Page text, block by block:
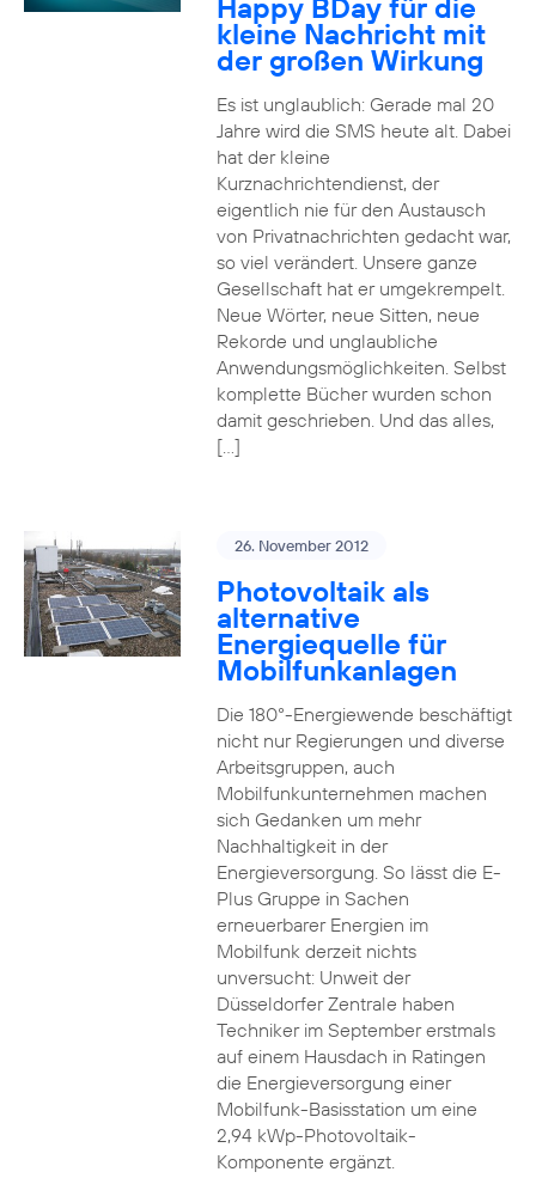
Happy BDay für die
kleine Nachricht mit
der großen Wirkung
Es ist unglaublich: Gerade mal 20
Jahre wird die SMS heute alt. Dabei
hat der kleine
Kurznachrichtendienst, der
eigentlich nie für den Austausch
von Privatnachrichten gedacht war,
so viel verändert. Unsere ganze
Gesellschaft hat er umgekrempelt.
Neue Wörter, neue Sitten, neue
Rekorde und unglaubliche
Anwendungsmöglichkeiten. Selbst
komplette Bücher wurden schon
damit geschrieben. Und das alles,
[…]
26. November 2012
Photovoltaik als
alternative
Energiequelle für
Mobilfunkanlagen
Die 180°-Energiewende beschäftigt
nicht nur Regierungen und diverse
Arbeitsgruppen, auch
Mobilfunkunternehmen machen
sich Gedanken um mehr
Nachhaltigkeit in der
Energieversorgung. So lässt die E-
Plus Gruppe in Sachen
erneuerbarer Energien im
Mobilfunk derzeit nichts
unversucht: Unweit der
Düsseldorfer Zentrale haben
Techniker im September erstmals
auf einem Hausdach in Ratingen
die Energieversorgung einer
Mobilfunk-Basisstation um eine
2,94 kWp-Photovoltaik-
Komponente ergänzt.